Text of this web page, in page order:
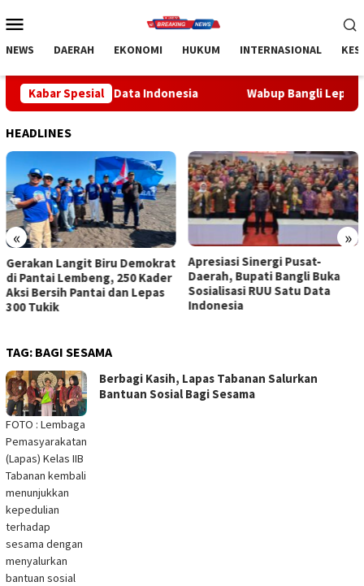
ke
Mobile
NEWS DAERAH EKONOMI HUKUM INTERNASIONAL
Kabar Spesial
Data Indonesia Wabup Bangli Lepas Jalan Santai,
HEADLINES
« »
Apresiasi Sinergi Pusat-
Daerah, Bupati Bangli Buka
Sosialisasi RUU Satu Data
Indonesia
Wabup Bangli Lepas Jalan
Santai, Awali Rangkaian
Peringatan HUT ke-81
Kemerdekaan RI
TAG: BAGI SESAMA
FOTO : Lembaga
Pemasyarakatan
(Lapas) Kelas IIB
Tabanan kembali
menunjukkan
kepedulian
terhadap
sesama dengan
menyalurkan
bantuan sosial
Berbagi Kasih, Lapas Tabanan Salurkan
Bantuan Sosial Bagi Sesama